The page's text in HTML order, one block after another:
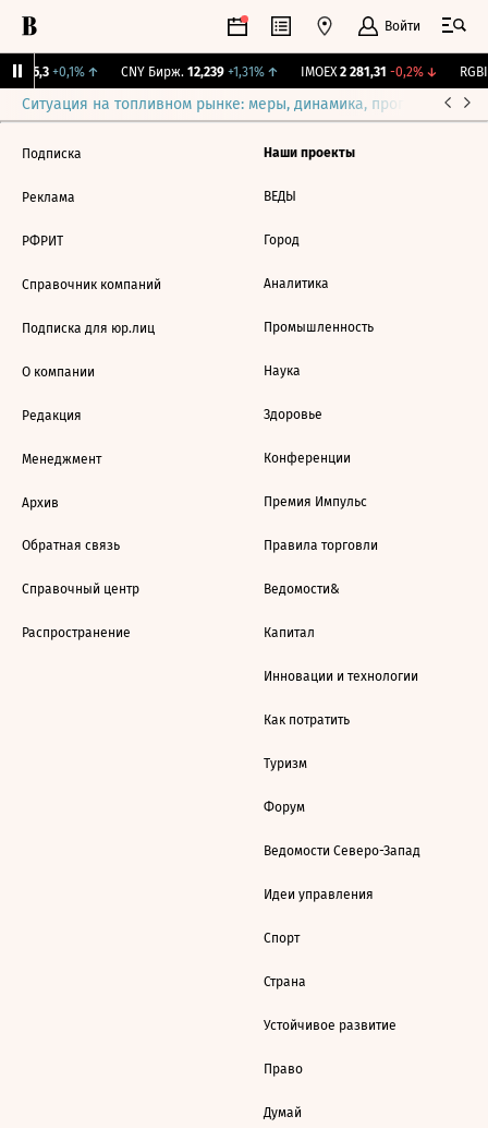
Войти
115,3 +0,1%↑ CNY Бирж. 12,239 +1,31%↑ IMOEX 2 281,31 -0,2%↓
Ситуация на топливном рынке: меры, динамика, прогнозы
Подписка
Реклама
РФРИТ
Справочник компаний
Подписка для юр.лиц
О компании
Редакция
Менеджмент
Архив
Обратная связь
Справочный центр
Распространение
Наши проекты
ВЕДЫ
Город
Аналитика
Промышленность
Наука
Здоровье
Конференции
Премия Импульс
Правила торговли
Ведомости&
Капитал
Инновации и технологии
Как потратить
Туризм
Форум
Ведомости Северо-Запад
Идеи управления
Спорт
Страна
Устойчивое развитие
Право
Думай